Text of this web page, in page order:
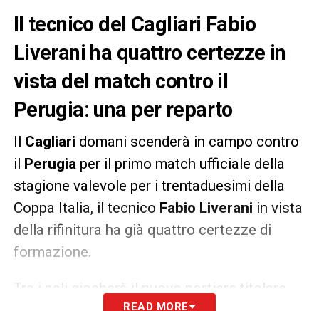
Il tecnico del Cagliari Fabio
Liverani ha quattro certezze in
vista del match contro il
Perugia: una per reparto
Il Cagliari domani scenderà in campo contro
il Perugiaper il primo match ufficiale della
stagione valevole per i trentaduesimi della
Coppa Italia, il tecnico Fabio Liverani in vista
della rifinitura ha già quattro certezze di
formazione.
Tra i pali giocherà il nuovo portiere titolare
READ MORE